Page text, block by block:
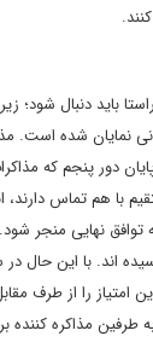
باید دنبال شود؛
نمایان شده است.
دور پنجم که
با هم تماس دارند،
نهایی منجر شود.
اند. با این حال
امتیاز را از طرف
طرفین مذاکره کننده